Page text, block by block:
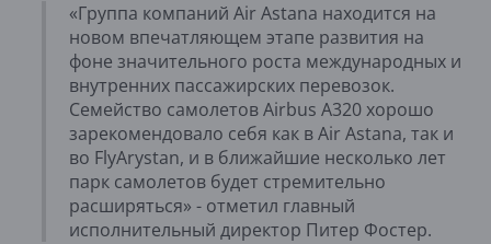
«Группа компаний Air Astana находится на
новом впечатляющем этапе развития на
фоне значительного роста международных и
внутренних пассажирских перевозок.
Семейство самолетов Airbus A320 хорошо
зарекомендовало себя как в Air Astana, так и
во FlyArystan, и в ближайшие несколько лет
парк самолетов будет стремительно
расширяться» - отметил главный
исполнительный директор Питер Фостер.